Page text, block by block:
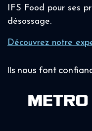
IFS Food pour ses
désossage.
Découvrez notre
Ils nous font